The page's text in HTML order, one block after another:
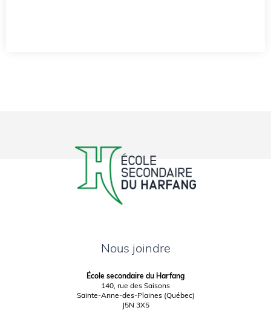
Nous joindre
École secondaire du Harfang
140, rue des Saisons
Sainte-Anne-des-Plaines (Québec)
J5N 3X5